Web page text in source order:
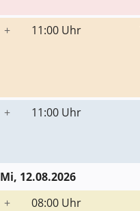
+ 11:00 Uhr
+ 11:00 Uhr
Mi, 12.08.2026
+
08:00 Uhr